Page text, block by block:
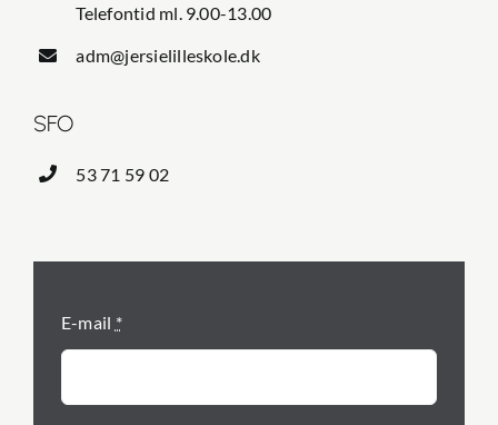
Telefontid ml. 9.00-13.00
adm@jersielilleskole.dk
SFO
53 71 59 02
E-mail *